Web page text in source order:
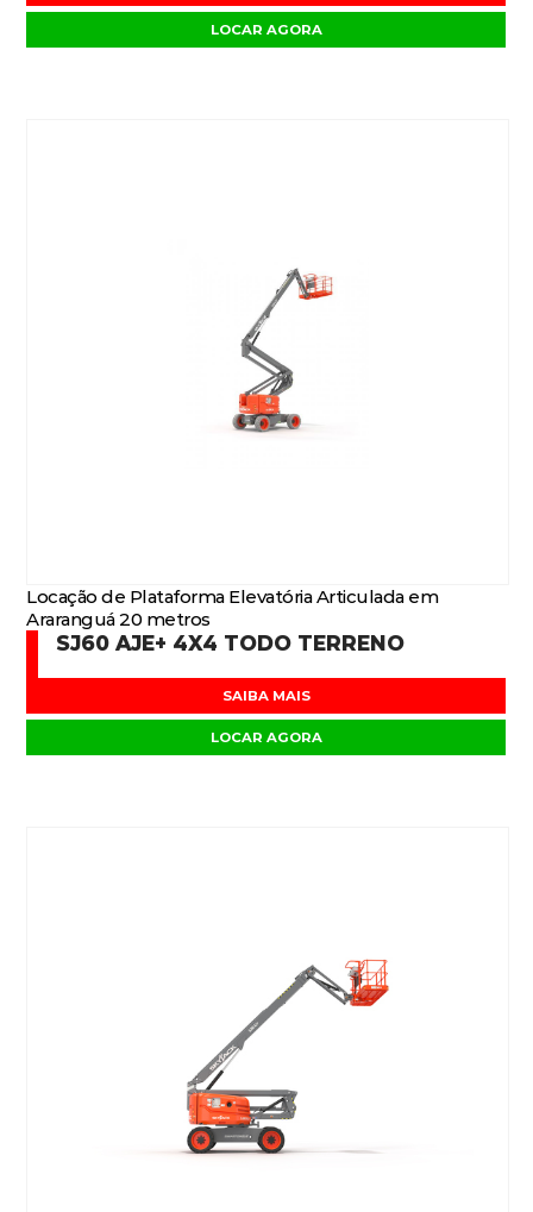
LOCAR AGORA
Locação de Plataforma Elevatória Articulada em
Araranguá 20 metros
SJ60 AJE+ 4X4 TODO TERRENO
SAIBA MAIS
LOCAR AGORA